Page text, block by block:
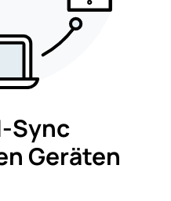
Sync
Geräten